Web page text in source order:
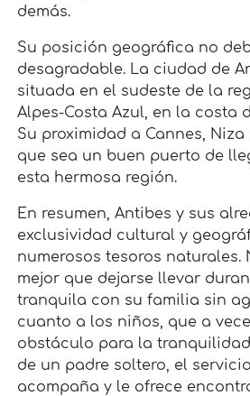
demás.
Su posición geográfica no
desagradable. La ciudad de
situada en el sudeste de la
Alpes-Costa Azul, en la costa
Su proximidad a Cannes,
que sea un buen puerto de
esta hermosa región.
En resumen, Antibes y sus
exclusividad cultural y
numerosos tesoros naturales.
mejor que dejarse llevar
tranquila con su familia sin
cuanto a los niños, que a
obstáculo para la
de un padre soltero, el
acompaña y le ofrece